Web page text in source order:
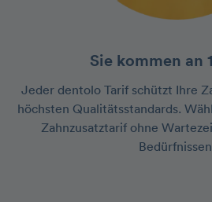
Sie kommen an
Jeder dentolo Tarif schützt Ihre
höchsten Qualitätsstandards.
Zahnzusatztarif ohne